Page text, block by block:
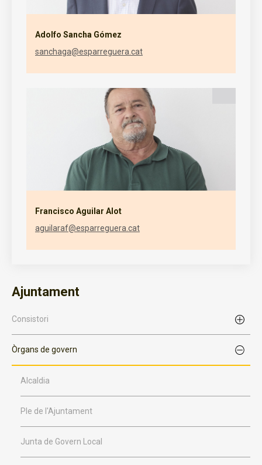
Ajuntament
Consistori
Òrgans de govern
Alcaldia
Ple de l'Ajuntament
Junta de Govern Local
Adolfo Sancha Gómez
sanchaga@esparreguera.cat
Francisco Aguilar Alot
aguilaraf@esparreguera.cat